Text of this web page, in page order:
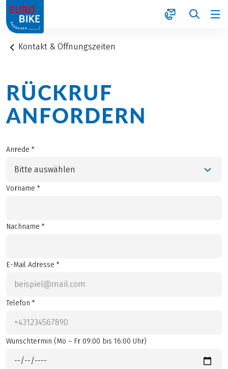
1
Kontakt & Öffnungszeiten
RÜCKRUF
ANFORDERN
Anrede *
Bitte auswählen
Vorname *
Nachname *
E-Mail Adresse *
Telefon *
Wunschtermin (Mo – Fr 09:00 bis 16:00 Uhr)